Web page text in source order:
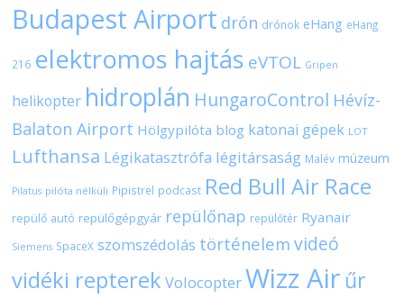
Budapest Airport drón drónok eHang eHang
216 elektromos hajtás eVTOL Gripen
helikopter hidroplán HungaroControl Hévíz-
Balaton Airport Hölgypilóta blog katonai gépek LOT
Lufthansa Légikatasztrófa légitársaság Malév múzeum
Pilatus pilóta nélküli Pipistrel podcast Red Bull Air Race
repülő autó repülőgépgyár repülőnap repülőtér Ryanair
Siemens SpaceX szomszédolás történelem videó
vidéki repterek VolocopterWizz Air űr